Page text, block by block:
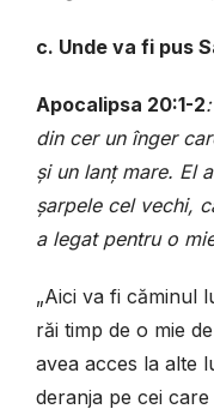
c. Unde va fi pus
Apocalipsa 20:1-2
din cer un înger
și un lanț mare. El
șarpele cel vechi,
a legat pentru o
„Aici va fi căminul
răi timp de o mie
avea acces la alte
deranja pe cei